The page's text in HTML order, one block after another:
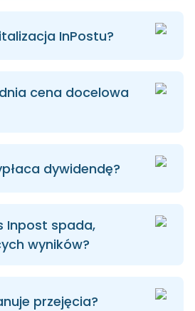
InPostu?
cena docelowa
dywidendę?
Inpost spada,
wyników?
przejęcia?